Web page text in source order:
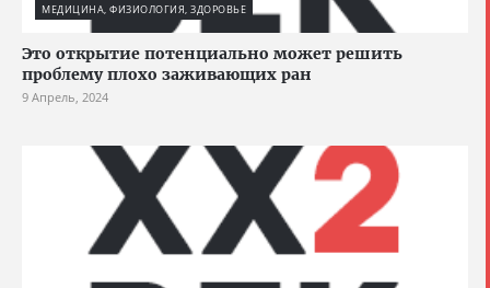
МЕДИЦИНА, ФИЗИОЛОГИЯ, ЗДОРОВЬЕ
Это открытие потенциально может решить
проблему плохо заживающих ран
9 Апрель, 2024